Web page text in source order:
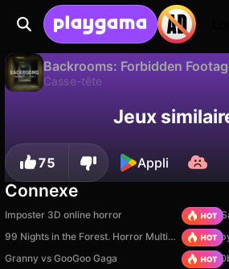
Backrooms: Forbidden
Casse-tête
Jeux
75 Appli
Connexe
Imposter 3D online horror
99 Nights in the Forest. Horror Multiplayer
Your
Granny vs GooGoo Gaga
Hidden